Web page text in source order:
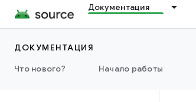
Документация
ДОКУМЕНТАЦИЯ
Что нового?
Начало работы